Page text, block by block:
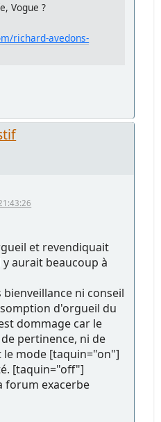
Vogue ?
richard-avedons-
et revendiquait
aurait beaucoup à
ni conseil
d'orgueil du
dommage car le
pertinence, ni de
le mode [taquin="on"]
[taquin="off"]
forum exacerbe